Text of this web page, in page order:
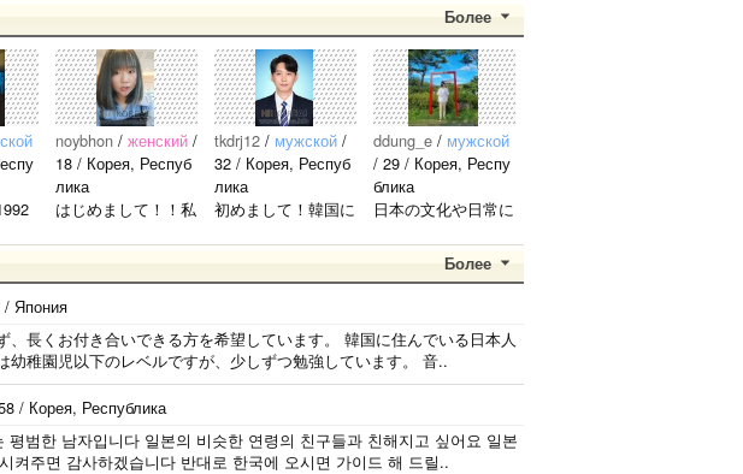
ん。 メン
バー全員
が大好き
ですが、
一番大好
きなのは
ジュンヒ
ョンで
のことた
くさん知
す。..
Более
こ
から
。
ころ
で
囲
noybhon / женский/
18 / Корея, Респуб
лика
はじめまして！！私
います。。。だから
日本人の友達を作り
おねがいします..
tkdrj12 / мужской/
32 / Корея, Респуб
лика
初めまして！韓国に
や運動が好きで、時
きです。最近はいい
釣りスポットを探し
たり、ノリのいい
ddung_e / мужской
/ 29 / Корея, Респу
блика
日本の文化や日常に
ペンパルを始めまし
た。 日本語を少し
がら実力を伸ばした
いです。 もちろ
ん、私も韓国文化や
Более
/ Япония
、長くお付き合いできる方を希望しています。 韓国に住んでいる日本人
幼稚園児以下のレベルですが、少しずつ勉強しています。 音..
/ Корея, Республика
평범한 남자입니다 일본의 비슷한 연령의 친구들과 친해지고 싶어요 일본
켜주면 감사하겠습니다 반대로 한국에 오시면 가이드 해 드릴..